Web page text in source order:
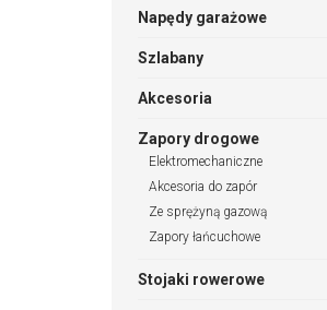
Napędy garażowe
Szlabany
Akcesoria
Zapory drogowe
Elektromechaniczne
Akcesoria do zapór
Ze sprężyną gazową
Zapory łańcuchowe
Stojaki rowerowe